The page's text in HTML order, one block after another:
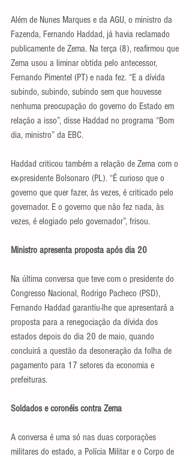
Além de Nunes Marques e da AGU, o ministro da
Fazenda, Fernando Haddad, já havia reclamado
publicamente de Zema. Na terça (8), reafirmou que
Zema usou a liminar obtida pelo antecessor,
Fernando Pimentel (PT) e nada fez. “E a dívida
subindo, subindo, subindo sem que houvesse
nenhuma preocupação do governo do Estado em
relação a isso”, disse Haddad no programa “Bom
dia, ministro” da EBC.
Haddad criticou também a relação de Zema com o
ex-presidente Bolsonaro (PL). “É curioso que o
governo que quer fazer, às vezes, é criticado pelo
governador. E o governo que não fez nada, às
vezes, é elogiado pelo governador”, frisou.
Ministro apresenta proposta após dia 20
Na última conversa que teve com o presidente do
Congresso Nacional, Rodrigo Pacheco (PSD),
Fernando Haddad garantiu-lhe que apresentará a
proposta para a renegociação da dívida dos
estados depois do dia 20 de maio, quando
concluirá a questão da desoneração da folha de
pagamento para 17 setores da economia e
prefeituras.
Soldados e coronéis contra Zema
A conversa é uma só nas duas corporações
militares do estado, a Polícia Militar e o Corpo de